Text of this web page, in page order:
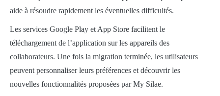
aide à résoudre rapidement les éventuelles difficultés.
Les services Google Play et App Store facilitent le
téléchargement de l’application sur les appareils des
collaborateurs. Une fois la migration terminée, les utilisateurs
peuvent personnaliser leurs préférences et découvrir les
nouvelles fonctionnalités proposées par My Silae.